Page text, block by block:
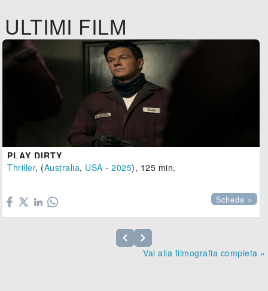
ULTIMI FILM
PLAY DIRTY
Thriller, (Australia, USA -2025), 125 min.
Scheda »
Vai alla filmografia completa »